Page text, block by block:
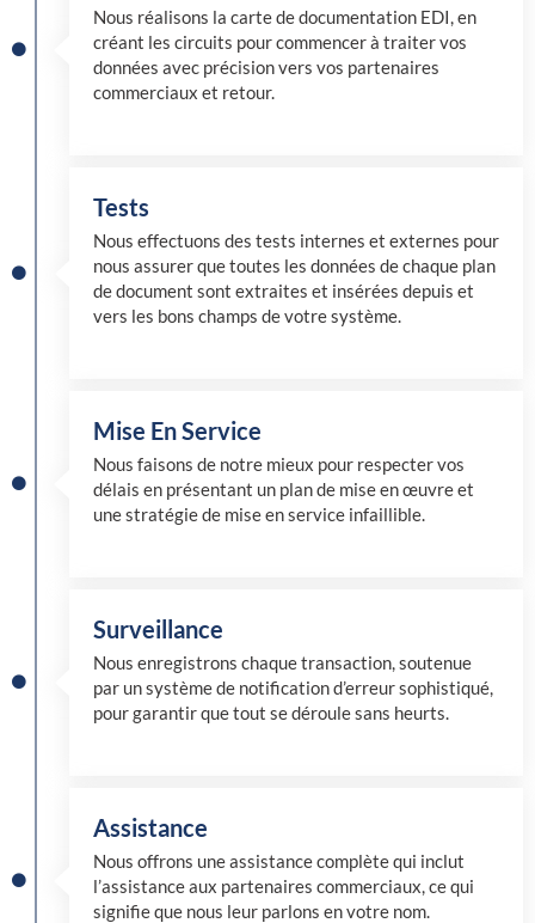
Nous réalisons la carte de documentation EDI, en
créant les circuits pour commencer à traiter vos
données avec précision vers vos partenaires
commerciaux et retour.
Tests
Nous effectuons des tests internes et externes pour
nous assurer que toutes les données de chaque plan
de document sont extraites et insérées depuis et
vers les bons champs de votre système.
Mise En Service
Nous faisons de notre mieux pour respecter vos
délais en présentant un plan de mise en œuvre et
une stratégie de mise en service infaillible.
Surveillance
Nous enregistrons chaque transaction, soutenue
par un système de notification d’erreur sophistiqué,
pour garantir que tout se déroule sans heurts.
Assistance
Nous offrons une assistance complète qui inclut
l’assistance aux partenaires commerciaux, ce qui
signifie que nous leur parlons en votre nom.